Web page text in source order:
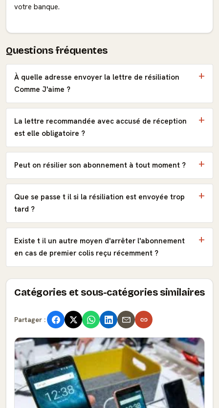
votre banque.
Questions fréquentes
À quelle adresse envoyer la lettre de résiliation
Comme J'aime ?
La lettre recommandée avec accusé de réception
est elle obligatoire ?
Peut on résilier son abonnement à tout moment ?
Que se passe t il si la résiliation est envoyée trop
tard ?
Existe t il un autre moyen d'arrêter l'abonnement
en cas de premier colis reçu récemment ?
Catégories et sous-catégories similaires
Partager :